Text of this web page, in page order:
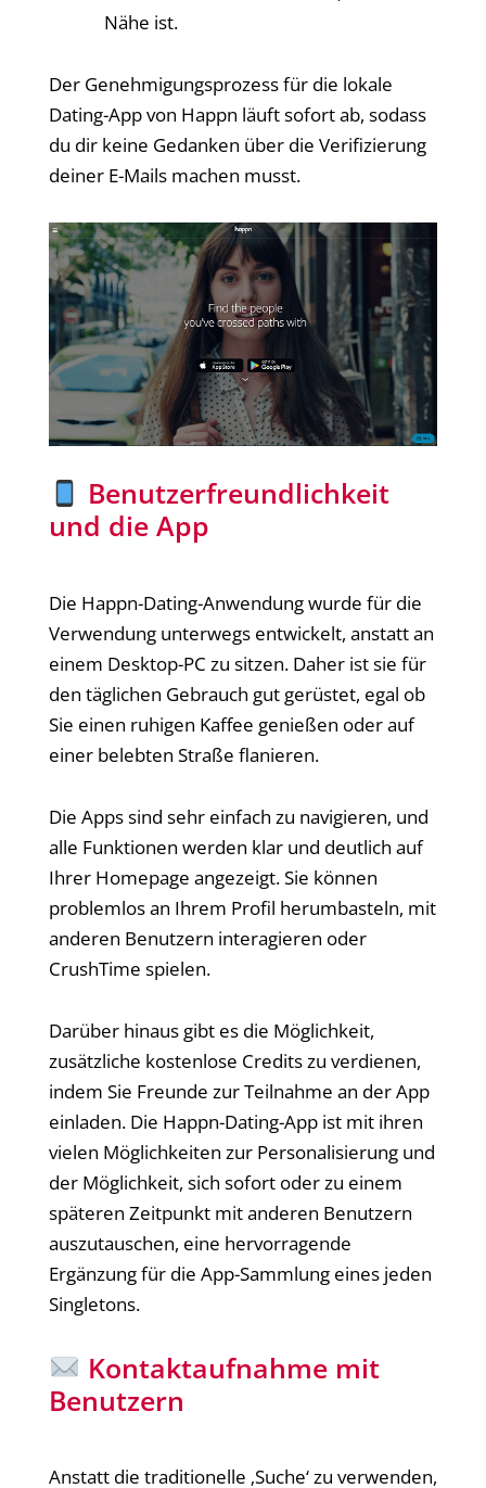
Nähe ist.
Der Genehmigungsprozess für die lokale
Dating-App von Happn läuft sofort ab, sodass
du dir keine Gedanken über die Verifizierung
deiner E-Mails machen musst.
Benutzerfreundlichkeit
und die App
Die Happn-Dating-Anwendung wurde für die
Verwendung unterwegs entwickelt, anstatt an
einem Desktop-PC zu sitzen. Daher ist sie für
den täglichen Gebrauch gut gerüstet, egal ob
Sie einen ruhigen Kaffee genießen oder auf
einer belebten Straße flanieren.
Die Apps sind sehr einfach zu navigieren, und
alle Funktionen werden klar und deutlich auf
Ihrer Homepage angezeigt. Sie können
problemlos an Ihrem Profil herumbasteln, mit
anderen Benutzern interagieren oder
CrushTime spielen.
Darüber hinaus gibt es die Möglichkeit,
zusätzliche kostenlose Credits zu verdienen,
indem Sie Freunde zur Teilnahme an der App
einladen. Die Happn-Dating-App ist mit ihren
vielen Möglichkeiten zur Personalisierung und
der Möglichkeit, sich sofort oder zu einem
späteren Zeitpunkt mit anderen Benutzern
auszutauschen, eine hervorragende
Ergänzung für die App-Sammlung eines jeden
Singletons.
Kontaktaufnahme mit
Benutzern
Anstatt die traditionelle ‚Suche‘ zu verwenden,